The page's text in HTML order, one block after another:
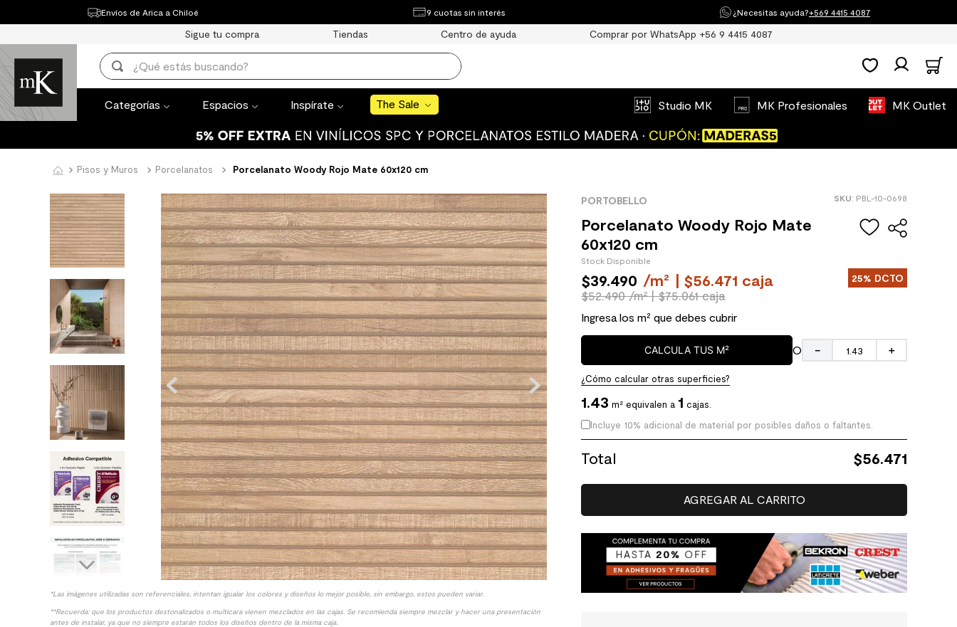
Envíos de Arica a Chiloé 9 cuotas sin interés ¿Necesitas ayuda?+569 4415 4087
Sigue tu compra Tiendas Centro de ayuda Comprar por WhatsApp +56 9 4415 4087
¿Qué estás buscando?
3. lavaplatos
4. espejo
5. ceramica muro
6. porcelanato mate
7. piso vinilico
8.
9
10. columna ducha
Categorías Espacios Inspírate The Sale Studio MK MK Profesionales MK Outlet
Categorías Espacios Inspírate The Sale
¿Qué estás buscando?
TÉRMINOS MÁS BUSCADOS
1. mueble baño
2 mampara
4. espejo
5 . ceramica muro
6. porcelanato mate
7. piso vinilico
8. receptaculo
9. spc
10. columna ducha
Pisos y Muros Porcelanatos Porcelanato Woody Rojo Mate 60x120 cm
*Las imágenes utilizadas son referenciales, intentan igualar los colores y diseños lo mejor posible, sin embargo, estos pueden variar.
**Recuerda: que los productos destonalizados o multicara vienen mezclados en las cajas. Se recomienda siempre mezclar y hacer una presentación
antes de instalar, ya que no siempre estarán todos los diseños dentro de la misma caja.
PORTOBELLO : PBL-10-0698
Porcelanato Woody Rojo Mate
60x120 cm
Stock Disponible
$39.490 /m² | $56.471 caja 25% DCTO
$52.490 /m²| $75.061 caja
Ingresa los m² que debes cubrir
CALCULA TUS M² O ＋
－
¿Cómo calcular otras superficies?
1.43 m² equivalen a 1 cajas.
Incluye 10% adicional de material por posibles daños o faltantes.
Total $56.471
AGREGAR AL CARRITO